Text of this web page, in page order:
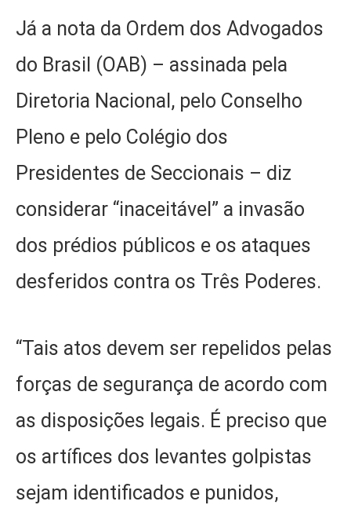
Já a nota da Ordem dos Advogados
do Brasil (OAB) – assinada pela
Diretoria Nacional, pelo Conselho
Pleno e pelo Colégio dos
Presidentes de Seccionais – diz
considerar “inaceitável” a invasão
dos prédios públicos e os ataques
desferidos contra os Três Poderes.
“Tais atos devem ser repelidos pelas
forças de segurança de acordo com
as disposições legais. É preciso que
os artífices dos levantes golpistas
sejam identificados e punidos,